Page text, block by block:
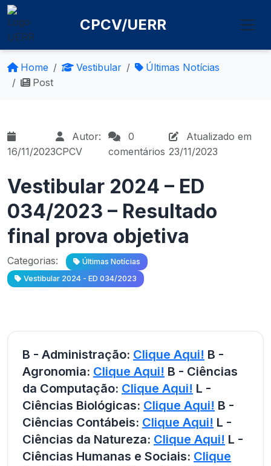
CPCV/UERR
Home Vestibular
Últimas Notícias
Post
16/11/2023
Autor:
CPCV
0
comentários
Atualizado em
23/11/2023
Vestibular 2024 – ED
034/2023 – Resultado
final prova objetiva
Categorias:
Últimas Notícias
Vestibular 2024 - ED 034/2023
B - Administração: Clique Aqui! B -
Agronomia: Clique Aqui! B - Ciências
da Computação: Clique Aqui! L -
Ciências Biológicas: Clique Aqui! B -
Ciências Contábeis: Clique Aqui! L -
Ciências da Natureza: Clique Aqui! L -
Ciências Humanas e Sociais: Clique